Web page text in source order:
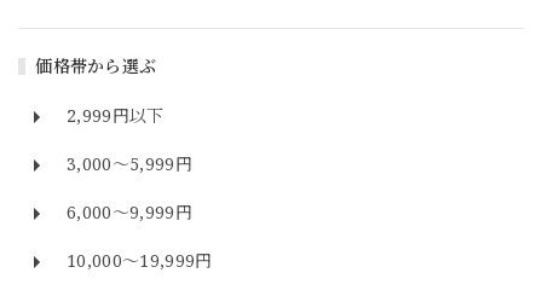
価格帯から選ぶ
2,999円以下
3,000～5,999円
6,000～9,999円
10,000～19,999円